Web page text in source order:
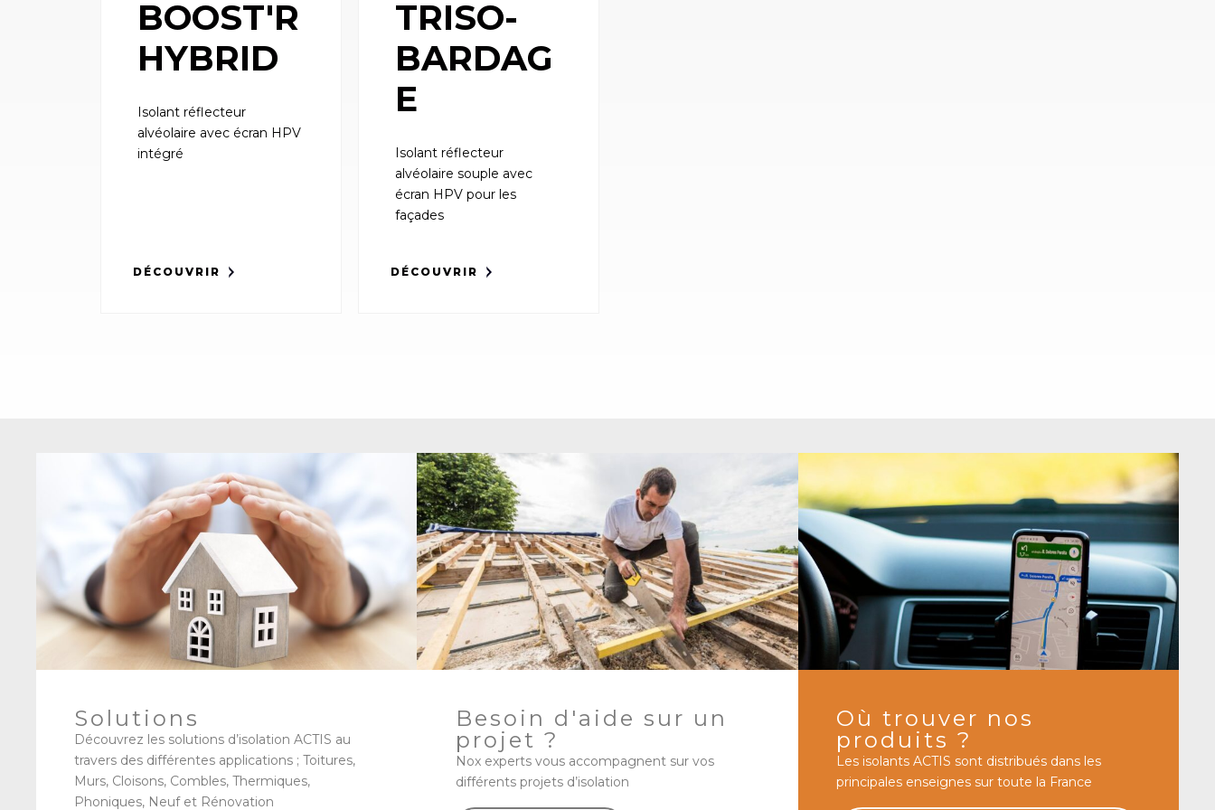
BOOST'R
HYBRID
Isolant réflecteur
alvéolaire avec écran HPV
intégré
DÉCOUVRIR
TRISO-
BARDAG
E
Isolant réflecteur
alvéolaire souple avec
écran HPV pour les
façades
DÉCOUVRIR
Solutions
Découvrez les solutions d’isolation ACTIS au
travers des différentes applications ; Toitures,
Murs, Cloisons, Combles, Thermiques,
Phoniques, Neuf et Rénovation
Besoin d'aide sur un
projet ?
Nox experts vous accompagnent sur vos
différents projets d’isolation
Où trouver nos
produits ?
Les isolants ACTIS sont distribués dans les
principales enseignes sur toute la France